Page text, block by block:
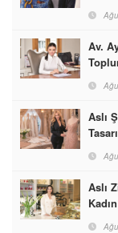
Av.
Aslı
Aslı